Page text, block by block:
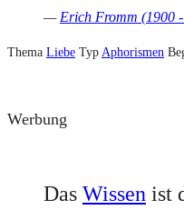
— Erich Fromm (1900
Thema Liebe Typ Aphorismen
Werbung
Das Wissen ist